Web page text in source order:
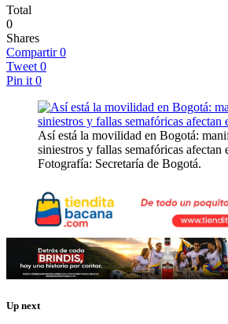
Total
0
Shares
Compartir 0
Tweet 0
Pin it 0
Así está la movilidad en Bogotá:
siniestros y fallas semafóricas afectan
Fotografía: Secretaría de Bogotá.
Up next